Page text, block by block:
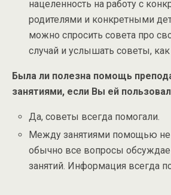
нацеленность на работу с
родителями и конкретными
можно спросить совета про
случай и услышать советы, как
Была ли полезна помощь
занятиями, если Вы ей
Да, советы всегда помогали.
Между занятиями помощью не
обычно все вопросы
занятий. Информация всегда